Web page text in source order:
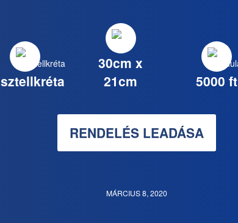
30cm x
21cm
5000 ft
RENDELÉS LEADÁSA
MÁRCIUS 8, 2020